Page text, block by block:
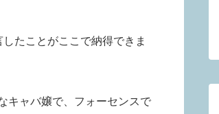
たことがここで納得できま
キャバ嬢で、フォーセンスで